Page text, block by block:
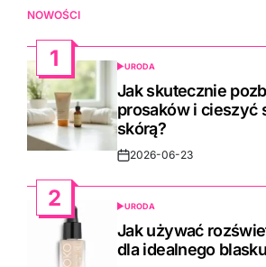
NOWOŚCI
1
POSTED
IN
URODA
Jak skutecznie
prosaków i cieszyć
skórą?
Post2026-06-23
2
POSTED
IN
URODA
Jak używać
dla idealnego